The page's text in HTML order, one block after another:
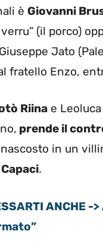
è Giovanni
(il porco)
Jato
fratello Enzo,
Riina e
prende il
in un
.